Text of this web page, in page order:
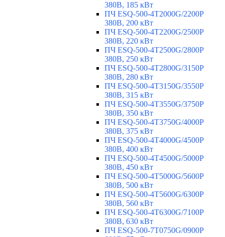
380В, 185 кВт
ПЧ ESQ-500-4T2000G/2200P
380В, 200 кВт
ПЧ ESQ-500-4T2200G/2500P
380В, 220 кВт
ПЧ ESQ-500-4T2500G/2800P
380В, 250 кВт
ПЧ ESQ-500-4T2800G/3150P
380В, 280 кВт
ПЧ ESQ-500-4T3150G/3550P
380В, 315 кВт
ПЧ ESQ-500-4T3550G/3750P
380В, 350 кВт
ПЧ ESQ-500-4T3750G/4000P
380В, 375 кВт
ПЧ ESQ-500-4T4000G/4500P
380В, 400 кВт
ПЧ ESQ-500-4T4500G/5000P
380В, 450 кВт
ПЧ ESQ-500-4T5000G/5600P
380В, 500 кВт
ПЧ ESQ-500-4T5600G/6300P
380В, 560 кВт
ПЧ ESQ-500-4T6300G/7100P
380В, 630 кВт
ПЧ ESQ-500-7T0750G/0900P